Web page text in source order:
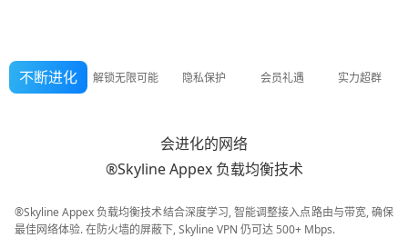
不断进化 解锁无限可能 隐私保护 会员礼遇 实力超群
会进化的网络
®Skyline Appex 负载均衡技术
®Skyline Appex 负载均衡技术结合深度学习, 智能调整接入点路由与带宽, 确保
最佳网络体验. 在防火墙的屏蔽下, Skyline VPN 仍可达 500+ Mbps.